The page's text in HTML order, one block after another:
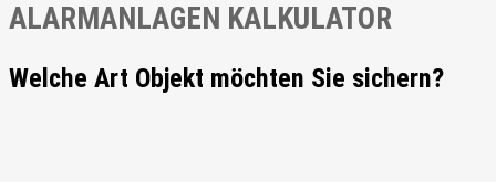
ALARMANLAGEN KALKULATOR
Welche Art Objekt möchten Sie sichern?